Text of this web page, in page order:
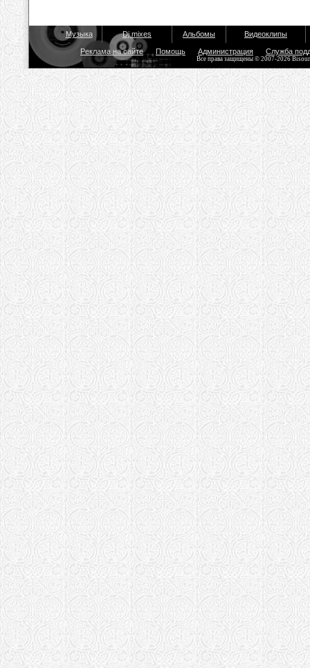
Музыка Dj mixes Альбомы Видеоклипы
Реклама на сайте Помощь Администрация Служба
Все права защищены © 2007-2026